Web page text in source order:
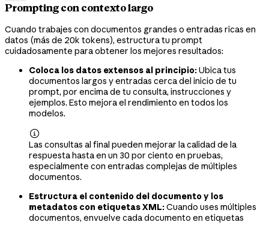
Prompting con contexto largo
Cuando trabajes con documentos grandes o entradas ricas en
datos (más de 20k tokens), estructura tu prompt
cuidadosamente para obtener los mejores resultados:
Coloca los datos extensos al principio:Ubica tus
documentos largos y entradas cerca del inicio de tu
prompt, por encima de tu consulta, instrucciones y
ejemplos. Esto mejora el rendimiento en todos los
modelos.

Las consultas al final pueden mejorar la calidad de la
respuesta hasta en un 30 por ciento en pruebas,
especialmente con entradas complejas de múltiples
documentos.
Estructura el contenido del documento y los
metadatos con etiquetas XML:Cuando uses múltiples
documentos, envuelve cada documento en etiquetas